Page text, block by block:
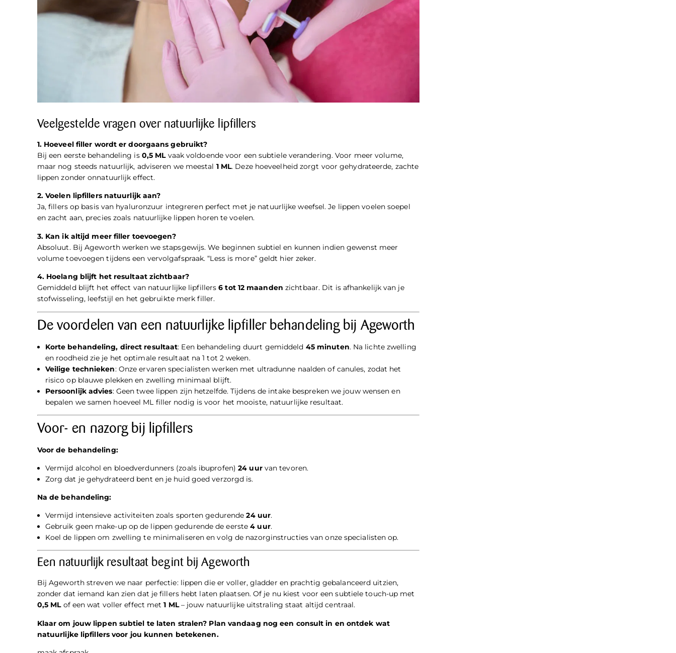
Veelgestelde vragen over natuurlijke lipfillers
1. Hoeveel filler wordt er doorgaans gebruikt?
Bij een eerste behandeling is 0,5 MLvaak voldoende voor een subtiele verandering. Voor meer volume,
maar nog steeds natuurlijk, adviseren we meestal 1 ML. Deze hoeveelheid zorgt voor gehydrateerde, zachte
lippen zonder onnatuurlijk effect.
2. Voelen lipfillers natuurlijk aan?
Ja, fillers op basis van hyaluronzuur integreren perfect met je natuurlijke weefsel. Je lippen voelen soepel
en zacht aan, precies zoals natuurlijke lippen horen te voelen.
3. Kan ik altijd meer filler toevoegen?
Absoluut. Bij Ageworth werken we stapsgewijs. We beginnen subtiel en kunnen indien gewenst meer
volume toevoegen tijdens een vervolgafspraak. “Less is more” geldt hier zeker.
4. Hoelang blijft het resultaat zichtbaar?
Gemiddeld blijft het effect van natuurlijke lipfillers6 tot 12 maanden zichtbaar. Dit is afhankelijk van je
stofwisseling, leefstijl en het gebruikte merk filler.
De voordelen van een natuurlijke lipfiller behandeling bij Ageworth
Korte behandeling, direct resultaat: Een behandeling duurt gemiddeld 45 minuten. Na lichte zwelling
en roodheid zie je het optimale resultaat na 1 tot 2 weken.
Veilige technieken: Onze ervaren specialisten werken met ultradunne naalden of canules, zodat het
risico op blauwe plekken en zwelling minimaal blijft.
Persoonlijk advies: Geen twee lippen zijn hetzelfde. Tijdens de intake bespreken we jouw wensen en
bepalen we samen hoeveel ML filler nodig is voor het mooiste, natuurlijke resultaat.
Voor- en nazorg bij lipfillers
Voor de behandeling:
Vermijd alcohol en bloedverdunners (zoals ibuprofen)24 uurvan tevoren.
Zorg dat je gehydrateerd bent en je huid goed verzorgd is.
Na de behandeling:
Vermijd intensieve activiteiten zoals sporten gedurende24 uur.
Gebruik geen make-up op de lippen gedurende de eerste4 uur.
Koel de lippen om zwelling te minimaliseren en volg de nazorginstructies van onze specialisten op.
Een natuurlijk resultaat begint bij Ageworth
Bij Ageworth streven we naar perfectie: lippen die er voller, gladder en prachtig gebalanceerd uitzien,
zonder dat iemand kan zien dat je fillers hebt laten plaatsen. Of je nu kiest voor een subtiele touch-up met
0,5 MLof een wat voller effect met1 ML– jouw natuurlijke uitstraling staat altijd centraal.
Klaar om jouw lippen subtiel te laten stralen? Plan vandaag nog een consult in en ontdek wat
natuurlijke lipfillers voor jou kunnen betekenen.